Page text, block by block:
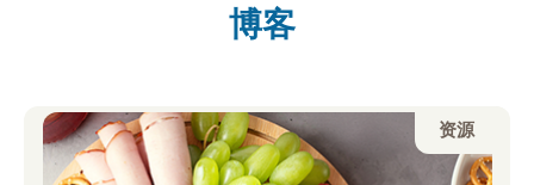
博客
资源